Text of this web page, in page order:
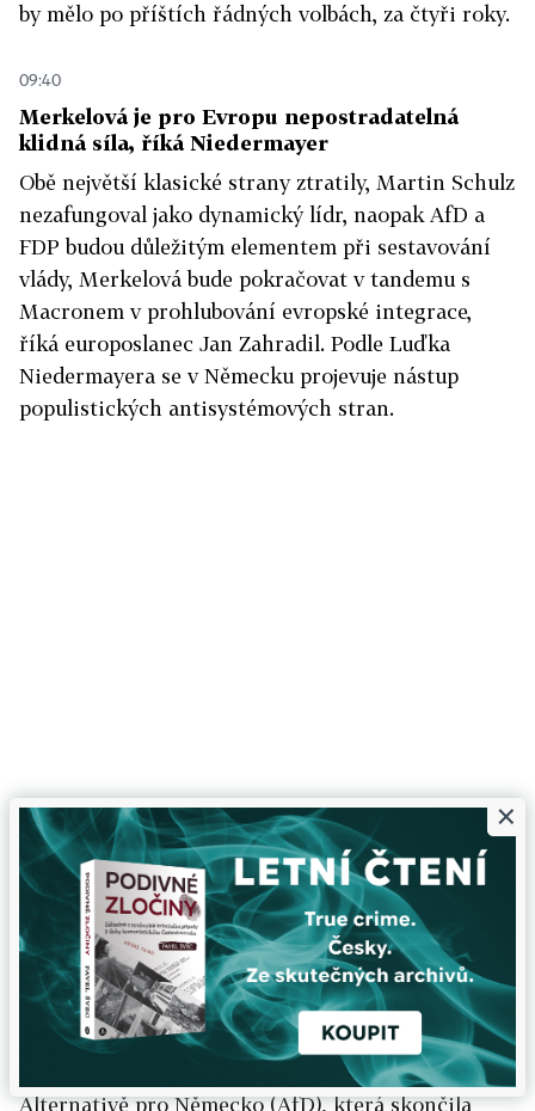
by mělo po příštích řádných volbách, za čtyři roky.
09:40
Merkelová je pro Evropu nepostradatelná
klidná síla, říká Niedermayer
Obě největší klasické strany ztratily, Martin Schulz
nezafungoval jako dynamický lídr, naopak AfD a
FDP budou důležitým elementem při sestavování
vlády, Merkelová bude pokračovat v tandemu s
Macronem v prohlubování evropské integrace,
říká europoslanec Jan Zahradil. Podle Luďka
Niedermayera se v Německu projevuje nástup
populistických antisystémových stran.
09:47
Nebezpečí pro parlament i krok zpět pro
německou společnost. Tak hodnotí výsledky
voleb německý tisk
O hořkém výsledku, historickém kroku zpátky
nebo o nebezpečí pro parlament a o nutnosti
ochrany demokracie píše po nedělních
parlamentních volbách německý tisk. Velkou část
komentářů věnuje protiimigrační a protiislámské
Alternativě pro Německo (AfD), která skončila
×